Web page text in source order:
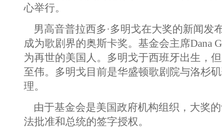
心举行。
男高音普拉西多·多明戈在大奖的新闻发
成为歌剧界的奥斯卡奖。基金会主席Dana
为再世的美国人。多明戈于西班牙出生，
至伟。多明戈目前是华盛顿歌剧院与洛杉
理。
由于基金会是美国政府机构组织，大奖
法批准和总统的签字授权。